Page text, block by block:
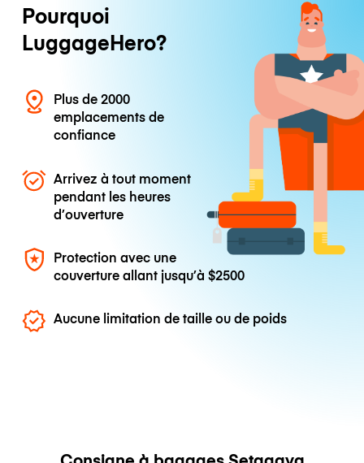
Pourquoi
LuggageHero?
Plus de 2000
emplacements de
confiance
Arrivez à tout moment
pendant les heures
d’ouverture
Protection avec une
couverture allant jusqu’à$2500
Aucune limitation de taille ou de poids